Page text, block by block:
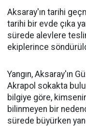
Aksaray'ın tarihi
tarihi bir evde çıka
sürede alevlere
ekiplerince
Yangın, Aksaray'ın
Akrapol sokakta
bilgiye göre,
bilinmeyen bir
sürede büyürken